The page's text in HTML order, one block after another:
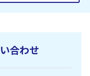
合わせ